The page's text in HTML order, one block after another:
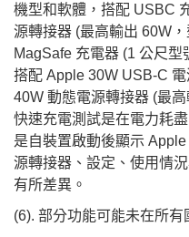
機型和軟體，搭配 USBC
源轉接器 (最高輸出 60W
MagSafe 充電器 (1 公尺
搭配 Apple 30W USB‑C
40W 動態電源轉接器 (最
快速充電測試是在電力耗
是自裝置啟動後顯示
源轉接器、設定、使用情
有所差異。
(6). 部分功能可能未在所有